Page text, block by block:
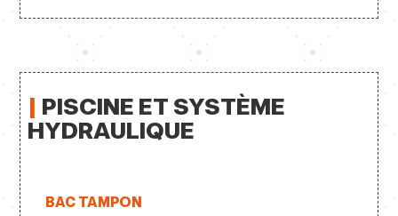
| PISCINE ET SYSTÈME
HYDRAULIQUE
BAC TAMPON